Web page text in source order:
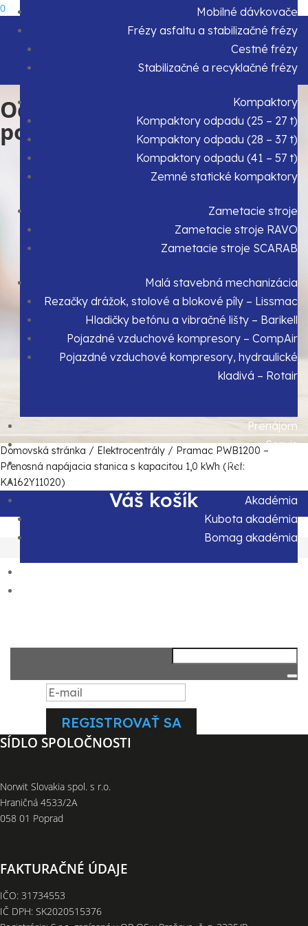
0
Mobilné dávkovače
Frézy asfaltu a stabilizačné frézy
Cestné frézy
Stabilizačné a recyklačné frézy
Kompaktory
Kompaktory odpadu (25 – 27 t)
Kompaktory odpadu (28 – 37 t)
Kompaktory odpadu (41 – 57 t)
Zemné statické kompaktory
Zametacie stroje
Zametacie stroje RAVO
Zametacie stroje SCARAB
Malá stavebná mechanizácia
Rezačky drážok, stolové a blokové píly – Lissmac
Hladičky betónu a vibračné lišty – Barikell
Pojazdné vzduchové kompresory – CompAir
Pojazdné vzduchové kompresory, hydraulické
kladivá – Rotair
Prenájom
Servis
Použité stroje
Akadémia
Kubota akadémia
Bomag akadémia
Od oblečenia
po modely strojov
Domovská stránka / Elektrocentrály / Pramac PWB1200 –
Prenosná napájacia stanica s kapacitou 1,0 kWh (Ref:
KA162Y11020)
Váš košík
Odoberajte náš Newsletter
prihlásili na odber
REGISTROVAŤ SA
SÍDLO SPOLOČNOSTI
Norwit Slovakia spol. s r.o.
Hraničná 4533/2A
058 01 Poprad
FAKTURAČNÉ ÚDAJE
IČO: 31734553
IČ DPH: SK2020515376